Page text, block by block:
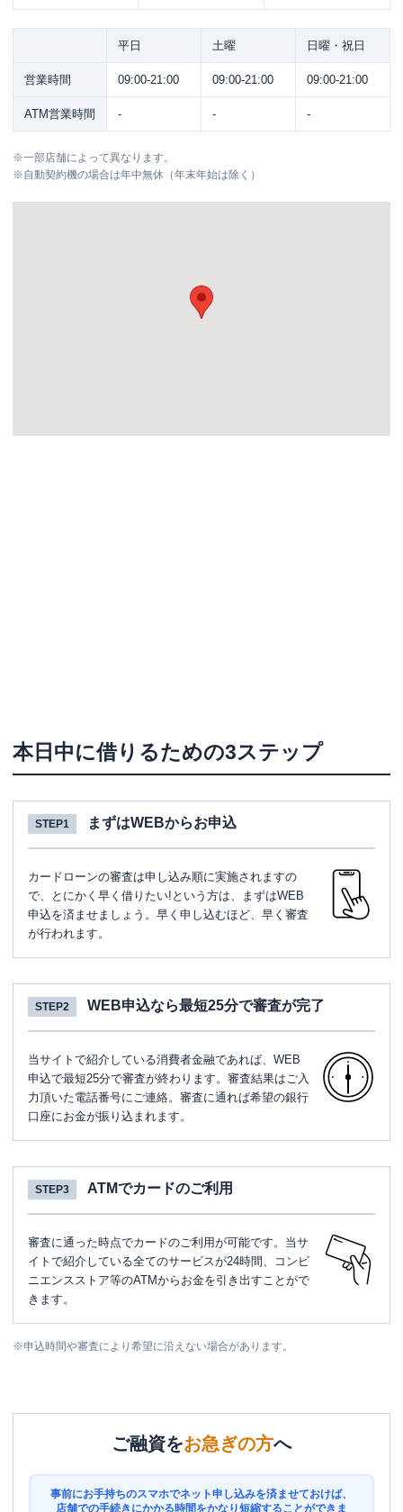
平日 土曜 日曜・祝日
営業時間 09:00-21:00 09:00-21:00 09:00-21:00
ATM営業時間 - - -
※一部店舗によって異なります。
※自動契約機の場合は年中無休（年末年始は除く）
本日中に借りるための3ステップ
STEP1 まずはWEBからお申込
カードローンの審査は申し込み順に実施されますの
で、とにかく早く借りたい!という方は、まずはWEB
申込を済ませましょう。早く申し込むほど、早く審査
が行われます。
STEP2 WEB申込なら最短25分で審査が完了
当サイトで紹介している消費者金融であれば、WEB
申込で最短25分で審査が終わります。審査結果はご入
力頂いた電話番号にご連絡。審査に通れば希望の銀行
口座にお金が振り込まれます。
STEP3 ATMでカードのご利用
審査に通った時点でカードのご利用が可能です。当サ
イトで紹介している全てのサービスが24時間、コンビ
ニエンスストア等のATMからお金を引き出すことがで
きます。
※申込時間や審査により希望に沿えない場合があります。
ご融資をお急ぎの方へ
事前にお手持ちのスマホでネット申し込みを済ませておけば、
店舗での手続きにかかる時間をかなり短縮することができま